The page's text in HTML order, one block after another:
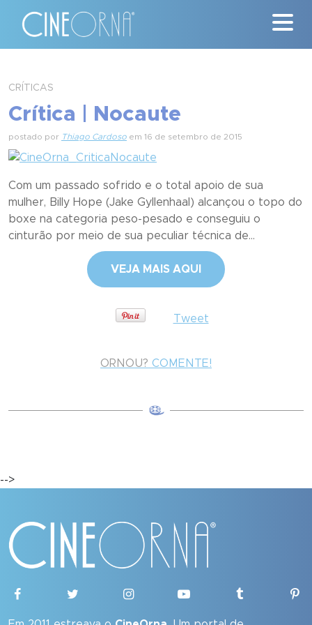
News
Quem Somos
Nossa História
CRÍTICAS
Crítica | Nocaute
postado por Thiago Cardoso em 16 de setembro de 2015
Com um passado sofrido e o total apoio de sua
mulher, Billy Hope (Jake Gyllenhaal) alcançou o topo do
boxe na categoria peso-pesado e conseguiu o
cinturão por meio de sua peculiar técnica de...
VEJA MAIS AQUI
Tweet
ORNOU? COMENTE!
-->